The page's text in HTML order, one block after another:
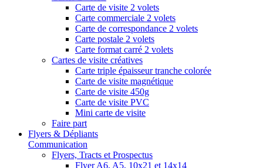
Carte de visite 2 volets
Carte commerciale 2 volets
Carte de correspondance 2 volets
Carte postale 2 volets
Carte format carré 2 volets
Cartes de visite créatives
Carte triple épaisseur tranche colorée
Carte de visite magnétique
Carte de visite 450g
Carte de visite PVC
Mini carte de visite
Faire part
Flyers & Dépliants
Communication
Flyers, Tracts et Prospectus
Flyer A6, A5, 10x21 et 14x14